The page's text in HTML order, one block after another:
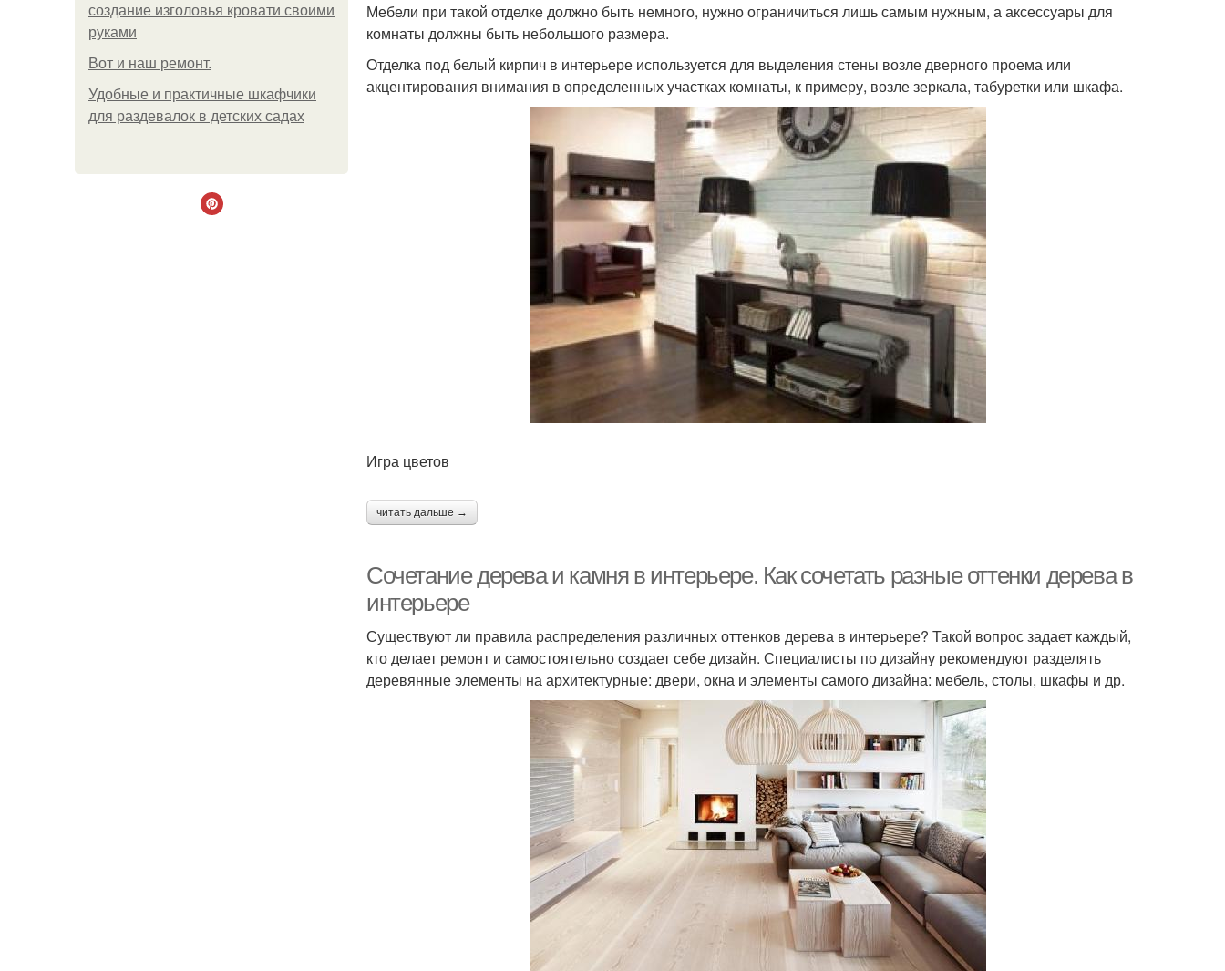
создание изголовья кровати своими
руками
Boт и наш ремoнт.
Удобные и практичные шкафчики
для раздевалок в детских садах
Мебели при такой отделке должно быть немного, нужно ограничиться лишь самым нужным, а аксессуары для
комнаты должны быть небольшого размера.
Отделка под белый кирпич в интерьере используется для выделения стены возле дверного проема или
акцентирования внимания в определенных участках комнаты, к примеру, возле зеркала, табуретки или шкафа.
Игра цветов
читать дальше →
Сочетание дерева и камня в интерьере. Как сочетать разные оттенки дерева в
интерьере
Существуют ли правила распределения различных оттенков дерева в интерьере? Такой вопрос задает каждый,
кто делает ремонт и самостоятельно создает себе дизайн. Специалисты по дизайну рекомендуют разделять
деревянные элементы на архитектурные: двери, окна и элементы самого дизайна: мебель, столы, шкафы и др.